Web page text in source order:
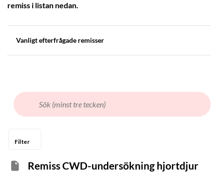
remiss i listan nedan.
Vanligt efterfrågade remisser
Filter
DJURSLAG
Remiss CWD-undersökning hjortdjur